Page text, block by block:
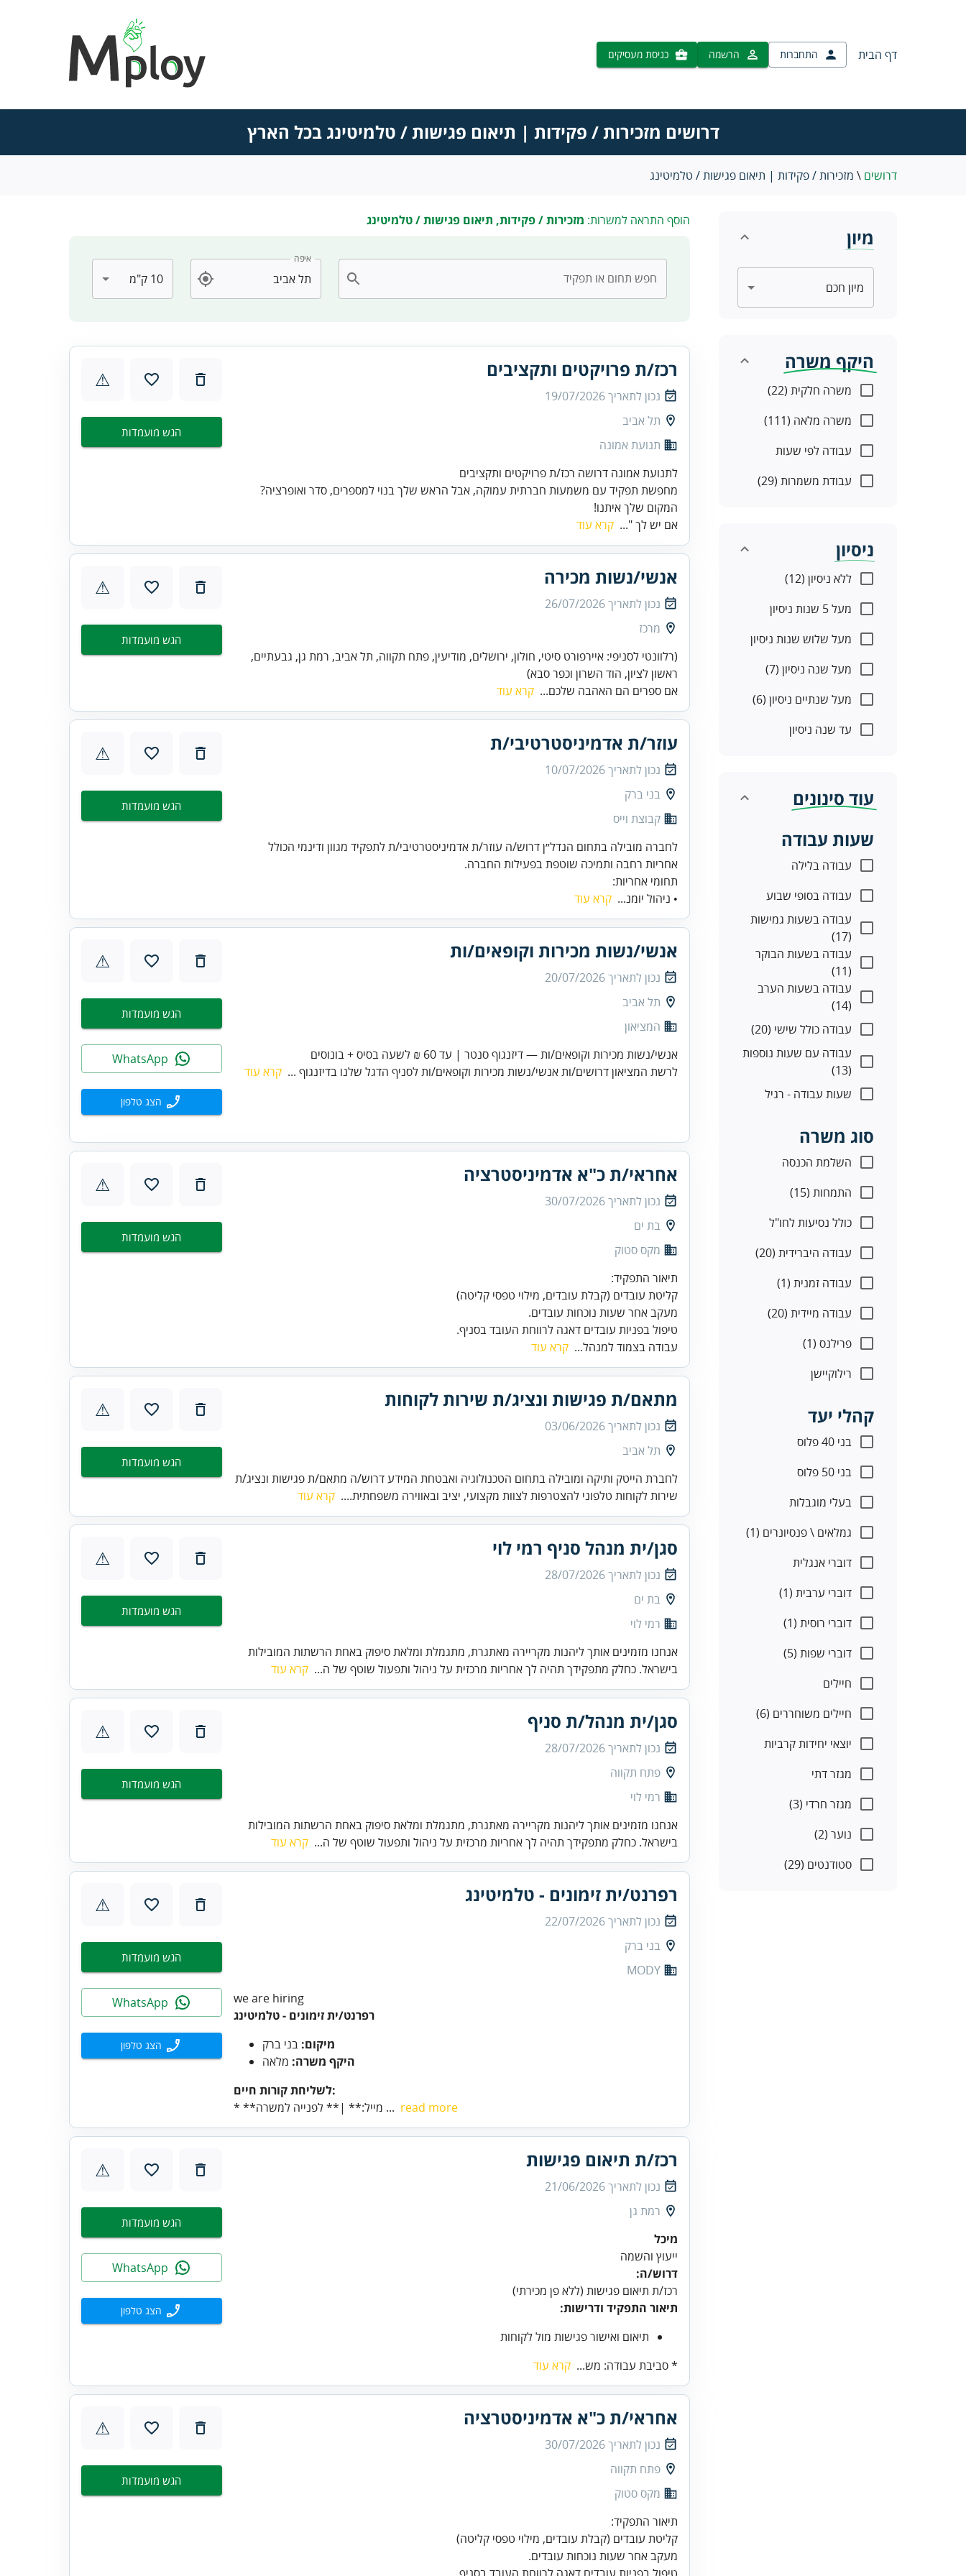
דף הבית התחברות הרשמה כניסת מעסיקים
דרושים מזכירות / פקידות | תיאום פגישות / טלמיטינג בכל הארץ
דרושים \ מזכירות / פקידות | תיאום פגישות / טלמיטינג
מיון
היקף משרה
משרה חלקית (22)
משרה מלאה (111)
עבודה לפי שעות
עבודת משמרות (29)
ניסיון
ללא ניסיון (12)
מעל 5 שנות ניסיון
מעל שלוש שנות ניסיון
מעל שנה ניסיון (7)
מעל שנתיים ניסיון (6)
עד שנה ניסיון
עוד סינונים
שעות עבודה
עבודה בלילה
עבודה בסופי שבוע
עבודה בשעות גמישות
(17)
עבודה בשעות הבוקר
(11)
עבודה בשעות הערב
(14)
עבודה כולל שישי (20)
עבודה עם שעות נוספות
(13)
שעות עבודה - רגיל
סוג משרה
השלמת הכנסה
התמחות (15)
כולל נסיעות לחו"ל
עבודה היברידית (20)
עבודה זמנית (1)
עבודה מיידית (20)
פרילנס (1)
רילוקיישן
קהלי יעד
בני 40 פלוס
בני 50 פלוס
בעלי מוגבלות
גמלאים \ פנסיונרים (1)
דוברי אנגלית
דוברי ערבית (1)
דוברי רוסית (1)
דוברי שפות (5)
חיילים
חיילים משוחררים (6)
יוצאי יחידות קרביות
מגזר דתי
מגזר חרדי (3)
נוער (2)
סטודנטים (29)
הוסף התראה למשרות: מזכירות / פקידות, תיאום פגישות / טלמיטינג
חפש תחום או תפקיד
איפה
רכז/ת פרויקטים ותקציבים
נכון לתאריך19/07/2026
תל אביב
תנועת אמונה
לתנועת אמונה דרושה רכז/ת פרויקטים ותקציבים
מחפשת תפקיד עם משמעות חברתית עמוקה, אבל הראש שלך בנוי למספרים, סדר ואופרציה?
המקום שלך איתנו!
אם יש לך "... קרא עוד
⚠
הגש מועמדות
אנשי/נשות מכירה
נכון לתאריך26/07/2026
מרכז
(רלוונטי לסניפי: איירפורט סיטי, חולון, ירושלים, מודיעין, פתח תקווה, תל אביב, רמת גן, גבעתיים,
ראשון לציון, הוד השרון וכפר סבא)
אם ספרים הם האהבה שלכם... קרא עוד
⚠
הגש מועמדות
עוזר/ת אדמיניסטרטיבי/ת
נכון לתאריך10/07/2026
בני ברק
קבוצת וייס
לחברה מובילה בתחום הנדל״ן דרוש/ה עוזר/ת אדמיניסטרטיבי/ת לתפקיד מגוון ודינמי הכולל
אחריות רחבה ותמיכה שוטפת בפעילות החברה.
תחומי אחריות:
• ניהול יומנ... קרא עוד
⚠
הגש מועמדות
אנשי/נשות מכירות וקופאים/ות
נכון לתאריך20/07/2026
תל אביב
המציאון
אנשי/נשות מכירות וקופאים/ות — דיזנגוף סנטר | עד 60 ₪ לשעה בסיס + בונוסים
לרשת המציאון דרושים/ות אנשי/נשות מכירות וקופאים/ות לסניף הדגל שלנו בדיזנגוף ... קרא עוד
⚠
הגש מועמדות
הצג טלפון
אחראי/ת כ"א אדמיניסטרציה
נכון לתאריך30/07/2026
בת ים
מקס סטוק
טיפול בפניות עובדים דאגה לרווחת העובד בסניף.
עבודה בצמוד למנהל... קרא עוד
⚠
הגש מועמדות
מתאם/ת פגישות ונציג/ת שירות לקוחות
נכון לתאריך03/06/2026
תל אביב
לחברת הייטק ותיקה ומובילה בתחום הטכנולוגיה ואבטחת המידע דרוש/ה מתאם/ת פגישות ונציג/ת
שירות לקוחות טלפוני להצטרפות לצוות מקצועי, יציב ובאווירה משפחתית.... קרא עוד
⚠
הגש מועמדות
סגן/ית מנהל סניף רמי לוי
נכון לתאריך28/07/2026
בת ים
רמי לוי
אנחנו מזמינים אותך ליהנות מקריירה מאתגרת, מתגמלת ומלאת סיפוק באחת הרשתות המובילות
בישראל. כחלק מתפקידך תהיה לך אחריות מרכזית על ניהול ותפעול שוטף של ה... קרא עוד
⚠
הגש מועמדות
סגן/ית מנהל/ת סניף
נכון לתאריך28/07/2026
פתח תקווה
רמי לוי
אנחנו מזמינים אותך ליהנות מקריירה מאתגרת, מתגמלת ומלאת סיפוק באחת הרשתות המובילות
בישראל. כחלק מתפקידך תהיה לך אחריות מרכזית על ניהול ותפעול שוטף של ה... קרא עוד
⚠
הגש מועמדות
רפרנט/ית זימונים - טלמיטינג
נכון לתאריך22/07/2026
בני ברק
MODY
we are hiring
רפרנט/ית זימונים - טלמיטינג
מיקום: בני ברק
היקף משרה: מלאה
לשליחת קורות חיים:
* **מייל:** |** לפנייה למשרה ... read more
⚠
הגש מועמדות
הצג טלפון
רכז/ת תיאום פגישות
נכון לתאריך21/06/2026
רמת גן
מיכל
ייעוץ והשמה
דרוש/ה:
רכז/ת תיאום פגישות (ללא פן מכירתי)
תיאור התפקיד ודרישות:
תיאום ואישור פגישות מול לקוחות
* סביבת עבודה: מש... קרא עוד
⚠
הגש מועמדות
הצג טלפון
אחראי/ת כ"א אדמיניסטרציה
נכון לתאריך30/07/2026
פתח תקווה
מקס סטוק
⚠
הגש מועמדות